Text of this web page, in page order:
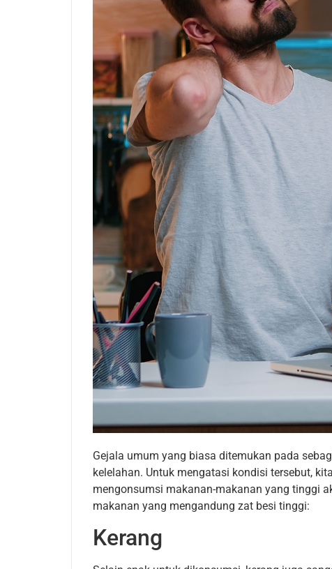
Gejala umum yang biasa ditemukan pada
kelelahan. Untuk mengatasi kondisi tersebut,
mengonsumsi makanan-makanan yang tinggi
makanan yang mengandung zat besi tinggi:
Kerang